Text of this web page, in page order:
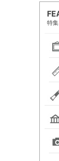
特集